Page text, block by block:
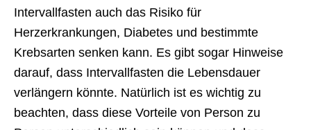
Intervallfasten auch das Risiko für
Herzerkrankungen, Diabetes und bestimmte
Krebsarten senken kann. Es gibt sogar Hinweise
darauf, dass Intervallfasten die Lebensdauer
verlängern könnte. Natürlich ist es wichtig zu
beachten, dass diese Vorteile von Person zu